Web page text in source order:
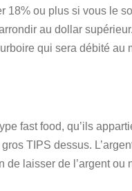
18% ou plus si vous le
au dollar
qui sera débité au
fast food, qu’ils
TIPS dessus.
de laisser de l’argent ou